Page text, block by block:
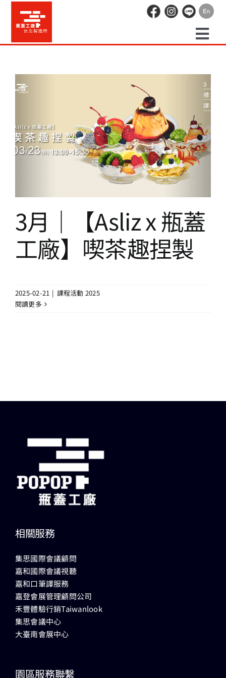
content
場地租借
活動紀錄
辦公空間
13+新創課程
13+實證場域
園區資源
3月｜【Asliz x 瓶蓋工廠】喫茶
趣捏製
課程活動 2025
3月｜【Asliz x 瓶蓋
工廠】喫茶趣捏製
2025-02-21 | 課程活動 2025
閱讀更多
相關服務
集思國際會議顧問
嘉和國際會議視聽
嘉和口筆譯服務
嘉登會展管理顧問公司
禾豐體驗行銷Taiwanlook
集思會議中心
大臺南會展中心
園區服務聯繫